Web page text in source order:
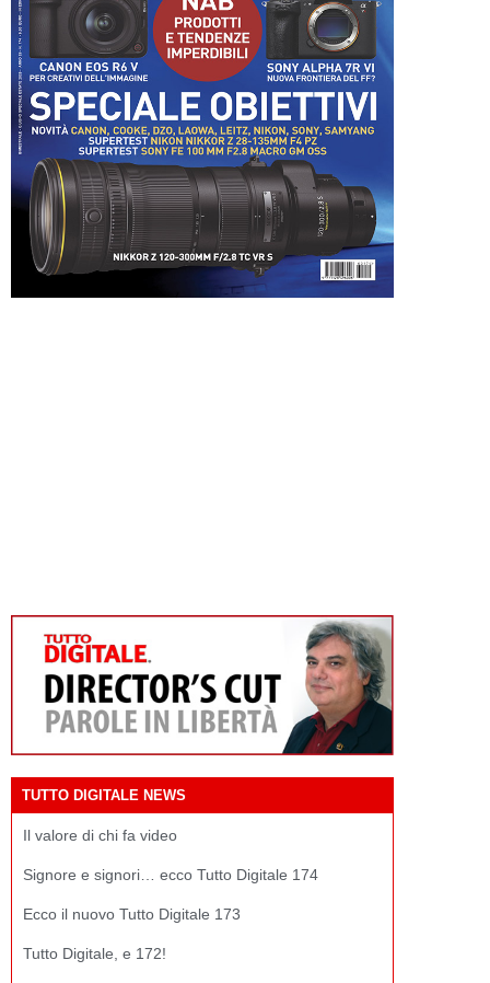
TUTTO DIGITALE NEWS
Il valore di chi fa video
Signore e signori… ecco Tutto Digitale 174
Ecco il nuovo Tutto Digitale 173
Tutto Digitale, e 172!